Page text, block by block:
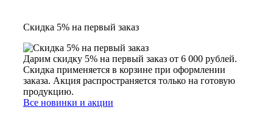
Скидка 5% на первый заказ
Дарим скидку 5% на первый заказ от 6 000 рублей.
Скидка применяется в корзине при оформлении
заказа. Акция распространяется только на готовую
продукцию.
Все новинки и акции